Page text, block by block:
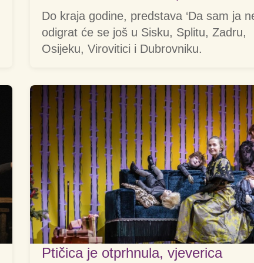
Do kraja godine, predstava ‘Da sam ja
odigrat će se još u Sisku, Splitu, Zadru,
Osijeku, Virovitici i Dubrovniku.
Ptičica je otprhnula, vjeverica